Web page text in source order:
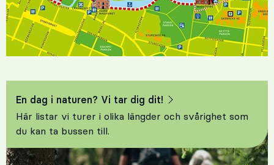
En dag i naturen? Vi tar dig dit!
Här listar vi turer i olika längder och svårighet som
du kan ta bussen till.